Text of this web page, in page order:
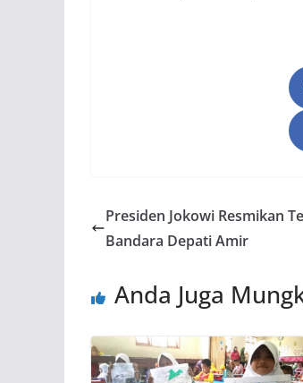
Presiden Jokowi Resmikan
Bandara Depati Amir
Anda Juga